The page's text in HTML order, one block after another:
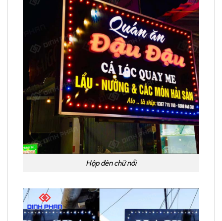
Hộp đèn chữ nổi